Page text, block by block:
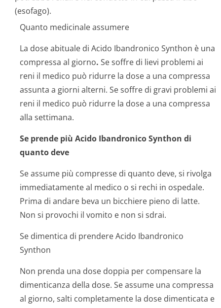
(esofago).
Quanto medicinale assumere
La dose abituale di Acido Ibandronico Synthon è una
compressa al giorno. Se soffre di lievi problemi ai
reni il medico può ridurre la dose a una compressa
assunta a giorni alterni. Se soffre di gravi problemi ai
reni il medico può ridurre la dose a una compressa
alla settimana.
Se prende più Acido Ibandronico Synthon di
quanto deve
Se assume più compresse di quanto deve, si rivolga
immediatamente al medico o si rechi in ospedale.
Prima di andare beva un bicchiere pieno di latte.
Non si provochi il vomito e non si sdrai.
Se dimentica di prendere Acido Ibandronico
Synthon
Non prenda una dose doppia per compensare la
dimenticanza della dose. Se assume una compressa
al giorno, salti completamente la dose dimenticata e